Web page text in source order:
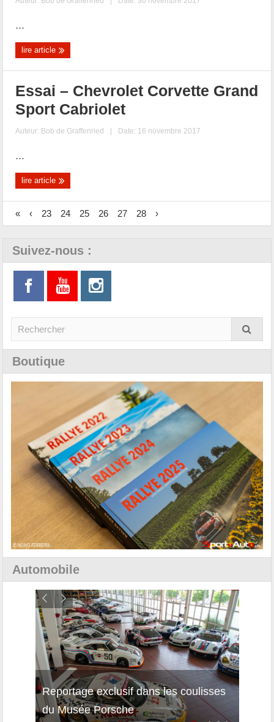
...
lire article
Essai – Chevrolet Corvette Grand
Sport Cabriolet
Auteur: Bob de Graffenried | Date: 16 novembre 2017
...
lire article
« ‹ 23 24 25 26 27 28 ›
Suivez-nous :
Boutique
Automobile
Reportage exclusif dans les coulisses
du Musée Porsche